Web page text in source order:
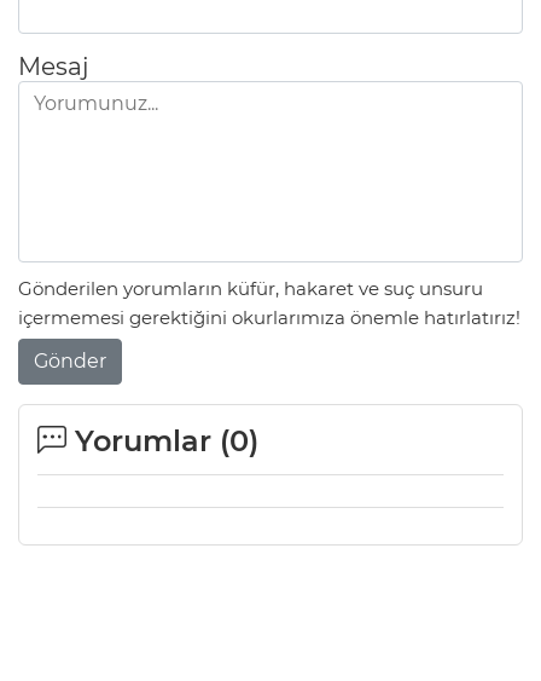
Mesaj
Gönderilen yorumların küfür, hakaret ve suç unsuru
içermemesi gerektiğini okurlarımıza önemle hatırlatırız!
Gönder
Yorumlar (0)